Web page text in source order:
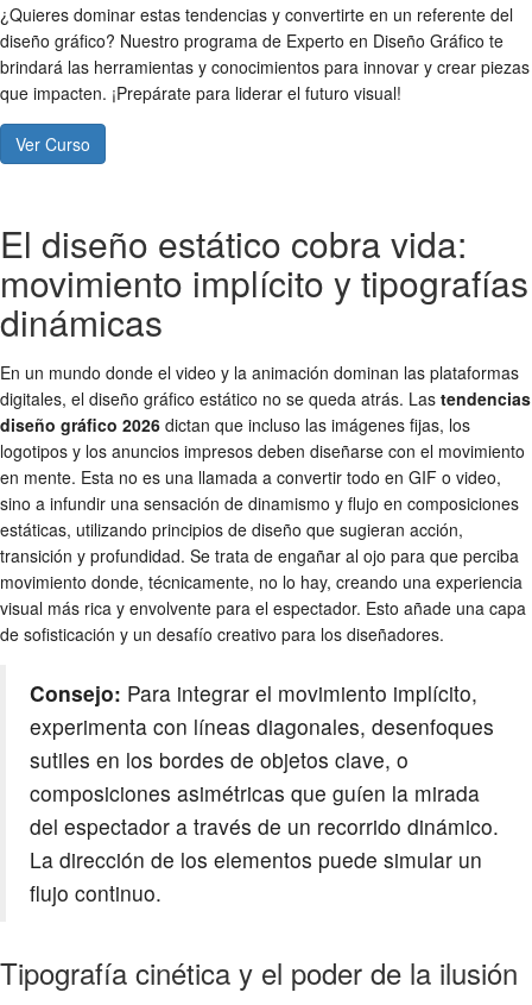
¿Quieres dominar estas tendencias y convertirte en un referente del
diseño gráfico? Nuestro programa de Experto en Diseño Gráfico te
brindará las herramientas y conocimientos para innovar y crear piezas
que impacten. ¡Prepárate para liderar el futuro visual!
Ver Curso
El diseño estático cobra vida:
movimiento implícito y tipografías
dinámicas
En un mundo donde el video y la animación dominan las plataformas
digitales, el diseño gráfico estático no se queda atrás. Las tendencias
diseño gráfico 2026 dictan que incluso las imágenes fijas, los
logotipos y los anuncios impresos deben diseñarse con el movimiento
en mente. Esta no es una llamada a convertir todo en GIF o video,
sino a infundir una sensación de dinamismo y flujo en composiciones
estáticas, utilizando principios de diseño que sugieran acción,
transición y profundidad. Se trata de engañar al ojo para que perciba
movimiento donde, técnicamente, no lo hay, creando una experiencia
visual más rica y envolvente para el espectador. Esto añade una capa
de sofisticación y un desafío creativo para los diseñadores.
Consejo: Para integrar el movimiento implícito,
experimenta con líneas diagonales, desenfoques
sutiles en los bordes de objetos clave, o
composiciones asimétricas que guíen la mirada
del espectador a través de un recorrido dinámico.
La dirección de los elementos puede simular un
flujo continuo.
Tipografía cinética y el poder de la ilusión